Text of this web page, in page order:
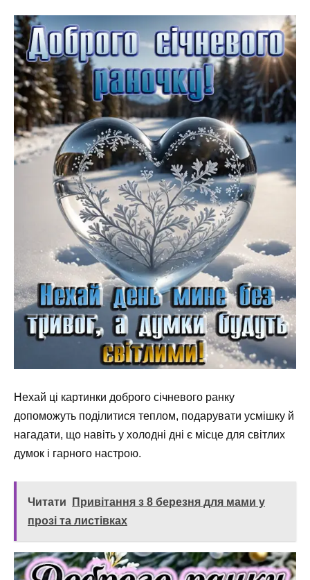
Нехай ці картинки доброго січневого ранку
допоможуть поділитися теплом, подарувати усмішку й
нагадати, що навіть у холодні дні є місце для світлих
думок і гарного настрою.
Читати
Привітання з 8 березня для мами у
прозі та листівках